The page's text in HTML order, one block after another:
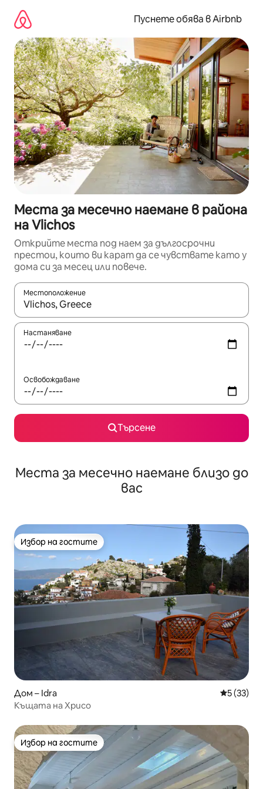
съдържанието
Пуснете обява в Airbnb
Места за месечно наемане в района
на Vlichos
Открийте места под наем за дългосрочни
престои, които ви карат да се чувствате като у
дома си за месец или повече.
Местоположение
Когато резултатите се покажат, използвайте
Настаняване
Освобождаване
Търсене
Места за месечно наемане близо до
вас
Избор на гостите
Избор на гостите
Дом – Idra Средна
5 (33)
Къщата на Хрисо
Избор на гостите
Избор на гостите